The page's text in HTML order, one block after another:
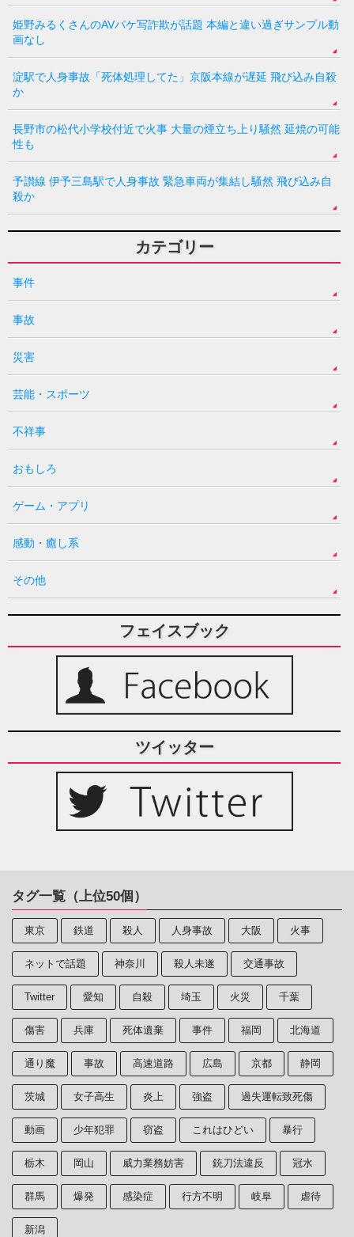
姫野みるくさんのAVパケ写詐欺が話題 本編と違い過ぎサンプル動
画なし
淀駅で人身事故「死体処理してた」京阪本線が遅延 飛び込み自殺
か
長野市の松代小学校付近で火事 大量の煙立ち上り騒然 延焼の可能
性も
予讃線 伊予三島駅で人身事故 緊急車両が集結し騒然 飛び込み自
殺か
カテゴリー
事件
事故
災害
芸能・スポーツ
不祥事
おもしろ
ゲーム・アプリ
感動・癒し系
その他
フェイスブック
ツイッター
タグ一覧（上位50個）
東京 鉄道 殺人 人身事故 大阪 火事
ネットで話題 神奈川 殺人未遂 交通事故
Twitter 愛知 自殺 埼玉 火災 千葉
傷害 兵庫 死体遺棄 事件 福岡 北海道
通り魔 事故 高速道路 広島 京都 静岡
茨城 女子高生 炎上 強盗 過失運転致死傷
動画 少年犯罪 窃盗 これはひどい 暴行
栃木 岡山 威力業務妨害 銃刀法違反 冠水
群馬 爆発 感染症 行方不明 岐阜 虐待
新潟